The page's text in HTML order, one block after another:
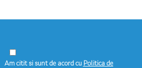
Am citit si sunt de acord cu Politica de